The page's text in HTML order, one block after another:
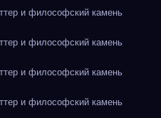
и философский камень
и философский камень
и философский камень
и философский камень